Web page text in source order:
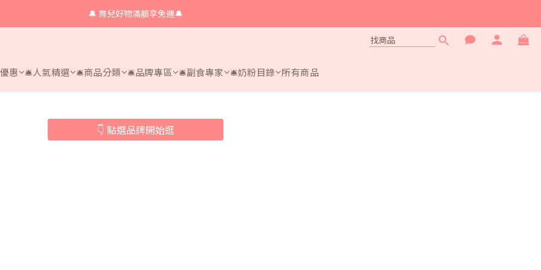
🔔 育兒好物滿額享免運🔔
🔔 育兒好物滿額享免運🔔
🔔 育兒好物滿額享免運🔔
惠 🛎人氣精選 🛎商品分類 🛎品牌專區 🛎副食專家 🛎奶粉目錄 所有商品
👇 點選品牌開始逛